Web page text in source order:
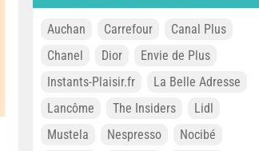
Auchan Carrefour
Canal Plus
Chanel
Dior
Envie de Plus
Instants-Plaisir.fr
La Belle Adresse
Lancôme
The Insiders
Lidl
Mustela
Nespresso
Nocibé